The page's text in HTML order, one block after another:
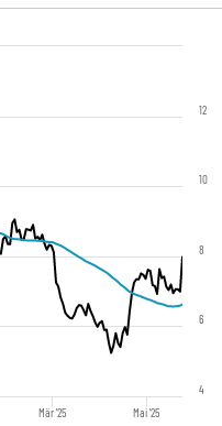
Mär '25 Mai '25
4
6
8
10
12